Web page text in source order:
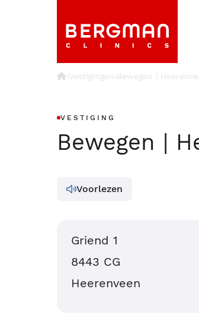
›Vestigingen›Bewegen |
VESTIGING
Bewegen |
Voorlezen
Griend 1
8443 CG
Heerenveen